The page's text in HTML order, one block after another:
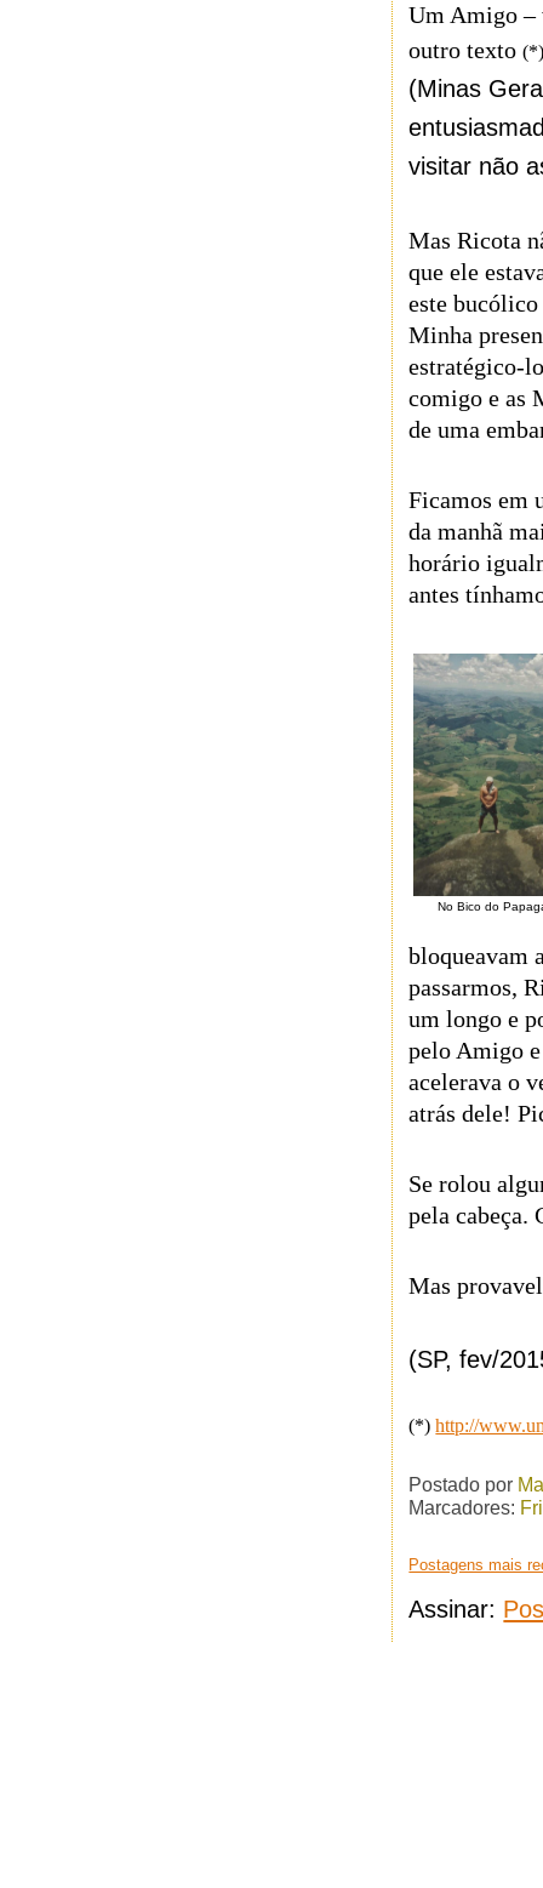
Um Amigo –
outro texto
(Minas
visitar não
Mas Ricota
que ele
este
Minha
estratégico-
comigo e as
de uma
Ficamos em
da manhã
horário
antes
No Bico do
bloqueavam
passarmos,
um longo e
pelo Amigo
acelerava o
atrás dele!
Se rolou
pela cabeça.
Mas
(SP, fev/
(*)http://
Postado por
Marcadores:
Postagens mais
Assinar: